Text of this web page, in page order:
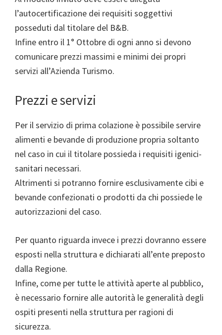
l’autocertificazione dei requisiti soggettivi
posseduti dal titolare del B&B.
Infine entro il 1° Ottobre di ogni anno si devono
comunicare prezzi massimi e minimi dei propri
servizi all’Azienda Turismo.
Prezzi e servizi
Per il servizio di prima colazione è possibile servire
alimenti e bevande di produzione propria soltanto
nel caso in cui il titolare possieda i requisiti igenici-
sanitari necessari.
Altrimenti si potranno fornire esclusivamente cibi e
bevande confezionati o prodotti da chi possiede le
autorizzazioni del caso.
Per quanto riguarda invece i prezzi dovranno essere
esposti nella struttura e dichiarati all’ente preposto
dalla Regione.
Infine, come per tutte le attività aperte al pubblico,
è necessario fornire alle autorità le generalità degli
ospiti presenti nella struttura per ragioni di
sicurezza.